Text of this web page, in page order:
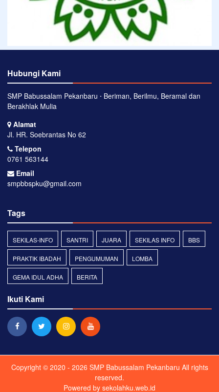
Hubungi Kami
SMP Babussalam Pekanbaru ⋅ Beriman, Berilmu, Beramal dan
Berakhlak Mulia
Alamat
Jl. HR. Soebrantas No 62
Telepon
0761 563144
Email
smpbbspku@gmail.com
Tags
SEKILAS-INFO SANTRI JUARA SEKILAS INFO BBS
PRAKTIK IBADAH PENGUMUMAN LOMBA
GEMA IDUL ADHA BERITA
Ikuti Kami
Copyright © 2020 - 2026 SMP Babussalam Pekanbaru All rights
reserved.
Powered by sekolahku.web.id